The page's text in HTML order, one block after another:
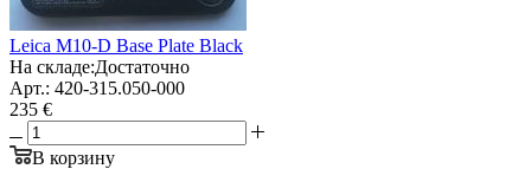
Leica M10-D Base Plate Black
На складе:Достаточно
Арт.: 420-315.050-000
235 €
В корзину